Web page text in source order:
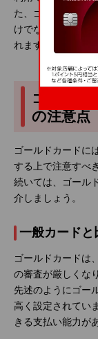
た、ゴールドカー
けでなく、ローン
れます。
ゴールド
の注意点
ゴールドカードに
する上で注意すべ
続いては、ゴール
介しましょう。
一般カードと
ゴールドカードは
の審査が厳しくな
先述のようにゴー
高く設定されてい
きる支払い能力が